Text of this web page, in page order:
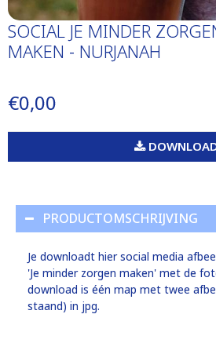
SOCIAL JE MINDER
MAKEN - NURJANAH
€0,00
PRODUCTOMSCHRIJVING
Je downloadt hier social media
'Je minder zorgen maken' met de
download is één map met twee
staand) in jpg.